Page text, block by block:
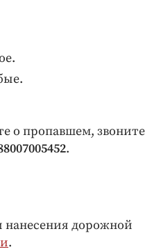
о пропавшем, звоните
.
нанесения дорожной
.